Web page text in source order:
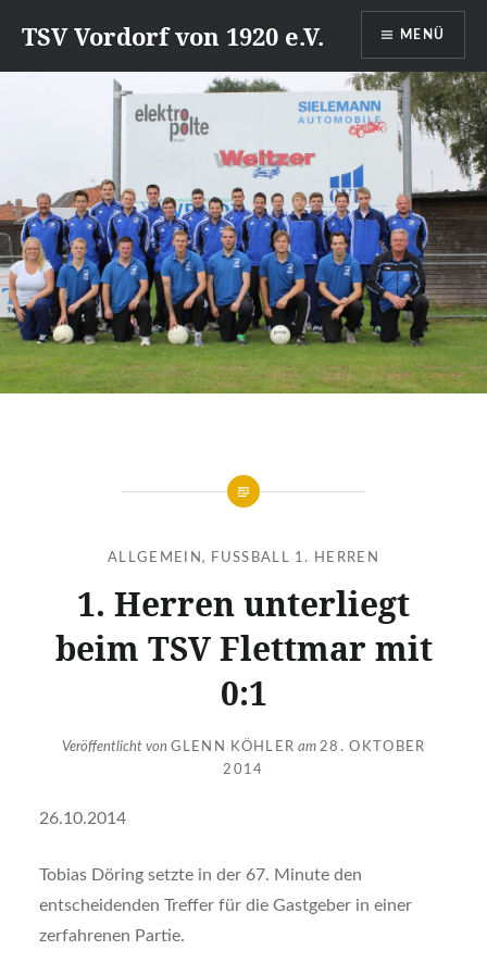
zumTSV Vordorf von 1920 e.V. MENÜ
ALLGEMEIN , FUSSBALL 1. HERREN
1. Herren unterliegt
beim TSV Flettmar mit
0:1
Veröffentlicht von GLENN KÖHLER am28. OKTOBER
2014
26.10.2014
Tobias Döring setzte in der 67. Minute den
entscheidenden Treffer für die Gastgeber in einer
zerfahrenen Partie.